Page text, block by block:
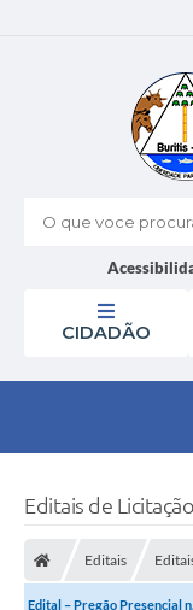
O que voce
CIDADÃO
Editais de Licitação
Editais
Edital – Pregão Presencial